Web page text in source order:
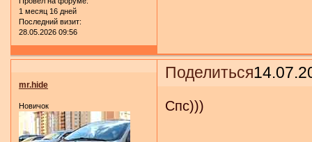
1 месяц 16 дней
Последний визит:
28.05.2026 09:56
Поделиться
mr.hide
Новичок Спс)))